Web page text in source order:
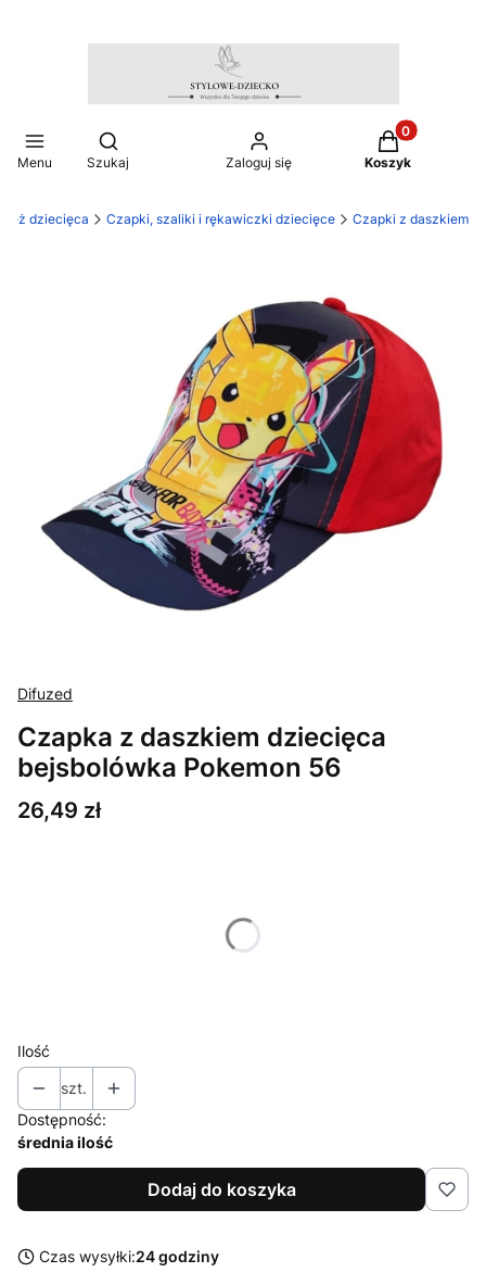
Menu
Otwórz wyszukiwarkę
Szukaj Zaloguj się
Produkty w
Koszyk
dziecięca Czapki, szaliki i rękawiczki dziecięce Czapki z daszkiem
Difuzed
Czapka z daszkiem dziecięca
bejsbolówka Pokemon 56
Cena
26,49 zł
Ilość
szt.
Dostępność:
średnia ilość
Dodaj do koszyka
Czas wysyłki:24 godziny